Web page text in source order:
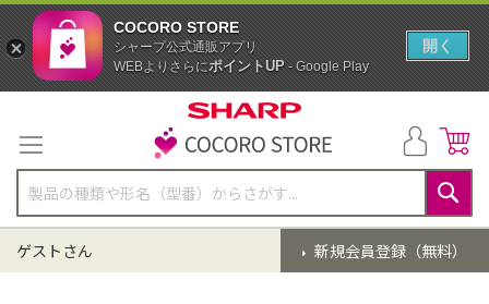
テ
ン
ツ
に
ス
キ
ッ
検
索
新規会員登録（無料）
ゲストさん
COCORO STORE
シャープ公式通販アプリ
WEBよりさらにポイントUP- Google Play
開く